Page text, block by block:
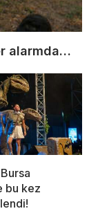
alarmda…
bu kez